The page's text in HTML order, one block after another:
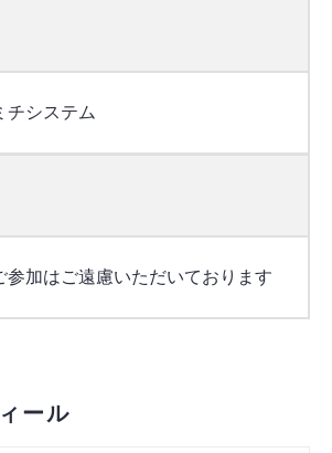
チシステム
参加はご遠慮いただいております
ール